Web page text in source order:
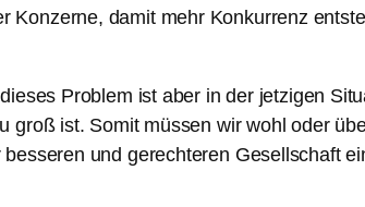
Konzerne, damit mehr Konkurrenz
Problem ist aber in der jetzigen
groß ist. Somit müssen wir wohl oder
und gerechteren Gesellschaft